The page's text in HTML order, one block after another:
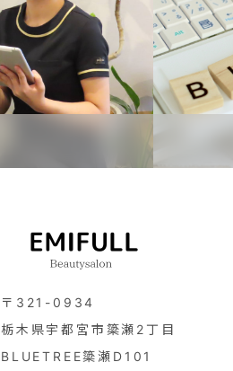
〒321-0934
栃木県宇都宮市簗瀬2丁目
BLUETREE簗瀬D101